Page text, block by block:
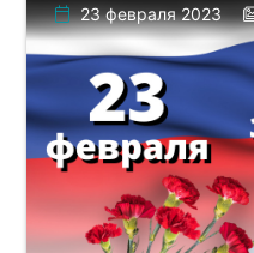
23 февраля 2023